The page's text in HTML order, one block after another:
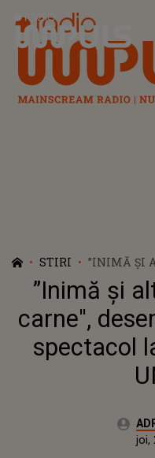
Radio Impuls
STIRI
”INIMĂ ŞI
GALA
”Inimă şi
carne'',
spectacol
Autor:
joi,